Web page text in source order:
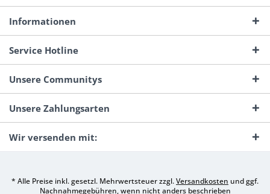
Informationen
Service Hotline
Unsere Communitys
Unsere Zahlungsarten
Wir versenden mit:
* Alle Preise inkl. gesetzl. Mehrwertsteuer zzgl.Versandkosten und ggf.
Nachnahmegebühren, wenn nicht anders beschrieben